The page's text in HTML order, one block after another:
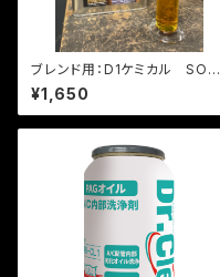
ブレンド用：D1ケミカル SOD-
1 Plus (100ml)
¥1,650